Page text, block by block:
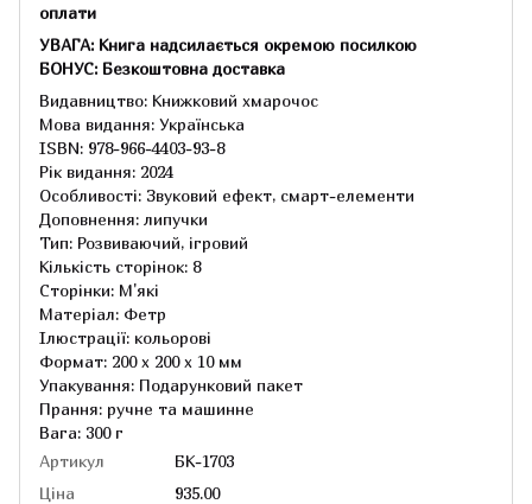
оплати
УВАГА: Книга надсилається окремою посилкою
БОНУС: Безкоштовна доставка
Видавництво: Книжковий хмарочос
Мова видання: Українська
ISBN: 978-966-4403-93-8
Рік видання: 2024
Особливості: Звуковий ефект, смарт-елементи
Доповнення: липучки
Тип: Розвиваючий, ігровий
Кількість сторінок: 8
Сторінки: М'які
Матеріал: Фетр
Ілюстрації: кольорові
Формат: 200 х 200 х 10 мм
Упакування: Подарунковий пакет
Прання: ручне та машинне
Вага: 300 г
Артикул
БК-1703
Ціна
935.00